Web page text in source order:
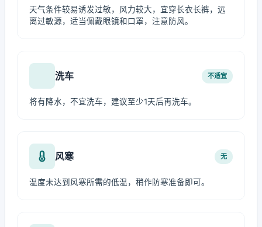
天气条件较易诱发过敏，风力较大，宜穿长衣长裤，远
离过敏源，适当佩戴眼镜和口罩，注意防风。
洗车 不适宜
将有降水，不宜洗车，建议至少1天后再洗车。
风寒 无
温度未达到风寒所需的低温，稍作防寒准备即可。